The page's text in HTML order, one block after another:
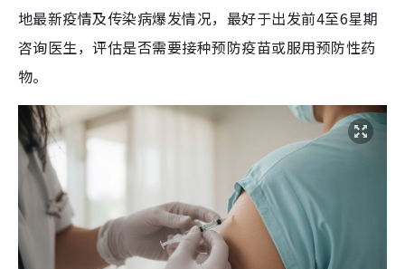
地最新疫情及传染病爆发情况，最好于出发前4至6星期
咨询医生，评估是否需要接种预防疫苗或服用预防性药
物。